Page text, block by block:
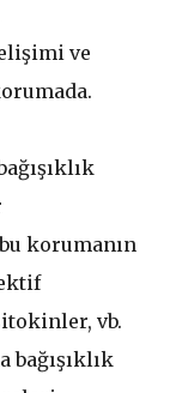
ve
korumanın
vb.
bağışıklık